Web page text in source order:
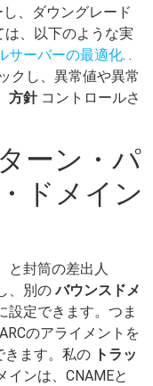
、ダウングレード
、以下のような実
サーバーの最適化. .
クし、異常値や異常
方針コントロールさ
ーン・パ
ドメイン
と封筒の差出人
、別のバウンスドメ
設定できます。つま
のアライメントを
きます。私の トラッ
インは、CNAMEと